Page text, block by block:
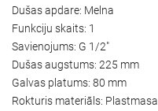
Dušas apdare: Melna
Funkciju skaits: 1
Savienojums: G 1/2"
Dušas augstums: 225 mm
Galvas platums: 80 mm
Rokturis materiāls: Plastmasa